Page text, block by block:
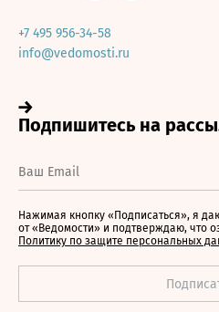
+7 495 956-34-58
info@vedomosti.ru
Нажимая кнопку «Подписаться», я
от «Ведомости» и подтверждаю, что
Политику по защите персональных